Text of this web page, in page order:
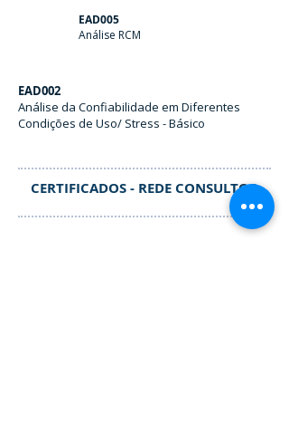
EAD005
Análise RCM
EAD002
Análise da Confiabilidade em Diferentes
Condições de Uso/ Stress - Básico
CERTIFICADOS - REDE CONSULTOR